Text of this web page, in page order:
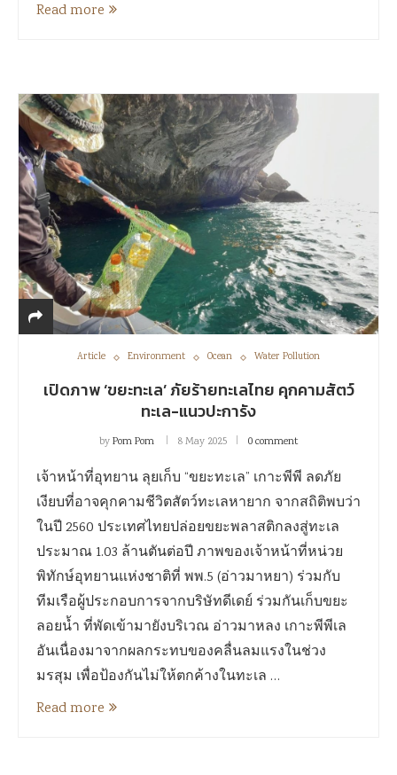
Read more
Article Environment Ocean Water Pollution
เปิดภาพ ‘ขยะทะเล’ ภัยร้ายทะเลไทย คุกคามสัตว์
ทะเล-แนวปะการัง
byPom Pom 8 May 2025 0 comment
เจ้าหน้าที่อุทยาน ลุยเก็บ “ขยะทะเล” เกาะพีพี ลดภัย
เงียบที่อาจคุกคามชีวิตสัตว์ทะเลหายาก จากสถิติพบว่า
ในปี 2560 ประเทศไทยปล่อยขยะพลาสติกลงสู่ทะเล
ประมาณ 1.03 ล้านตันต่อปี ภาพของเจ้าหน้าที่หน่วย
พิทักษ์อุทยานแห่งชาติที่ พพ.5 (อ่าวมาหยา) ร่วมกับ
ทีมเรือผู้ประกอบการจากบริษัทดีเดย์ ร่วมกันเก็บขยะ
ลอยน้ำ ที่พัดเข้ามายังบริเวณ อ่าวมาหลง เกาะพีพีเล
อันเนื่องมาจากผลกระทบของคลื่นลมแรงในช่วง
มรสุม เพื่อป้องกันไม่ให้ตกค้างในทะเล …
Read more